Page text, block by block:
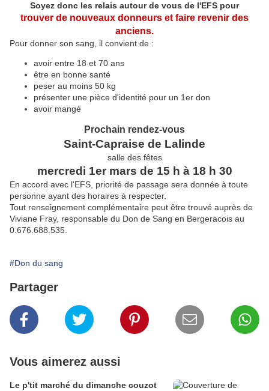
Soyez donc les relais autour de vous de l'EFS pour
trouver de nouveaux donneurs et faire revenir des
anciens.
Pour donner son sang, il convient de :
avoir entre 18 et 70 ans
être en bonne santé
peser au moins 50 kg
présenter une pièce d'identité pour un 1er don
avoir mangé
Prochain rendez-vous
Saint-Capraise de Lalinde
salle des fêtes
mercredi 1er mars de 15 h à 18 h 30
En accord avec l'EFS, priorité de passage sera donnée à toute
personne ayant des horaires à respecter.
Tout renseignement complémentaire peut être trouvé auprès de
Viviane Fray, responsable du Don de Sang en Bergeracois au
0.676.688.535.
#Don du sang
Partager
Vous aimerez aussi
Le p'tit marché du dimanche couzot